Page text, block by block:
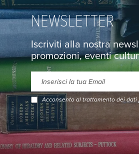
NEWSLETTER
Iscriviti alla nostra
promozioni, eventi
Acconsento al trattamento dei dati